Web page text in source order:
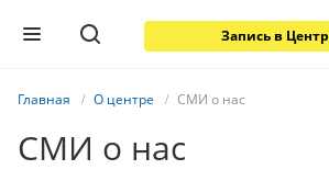
Запись в Центр
Главная О центре СМИ о нас
СМИ о нас